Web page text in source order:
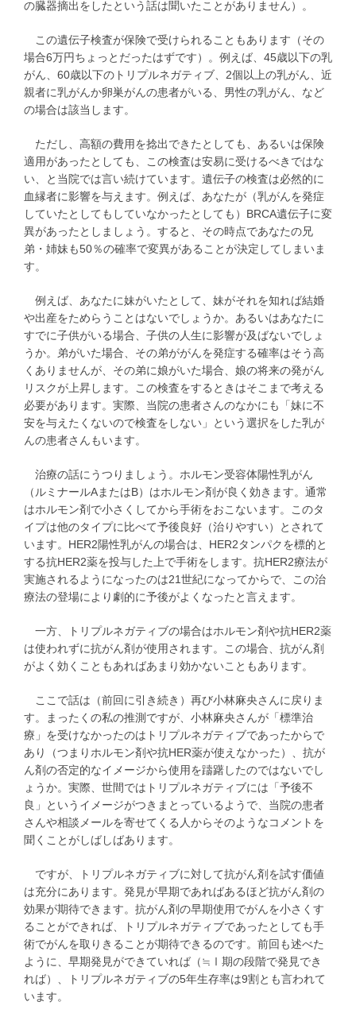
の臓器摘出をしたという話は聞いたことがありません）。
この遺伝子検査が保険で受けられることもあります（その
場合6万円ちょっとだったはずです）。例えば、45歳以下の乳
がん、60歳以下のトリプルネガティブ、2個以上の乳がん、近
親者に乳がんか卵巣がんの患者がいる、男性の乳がん、など
の場合は該当します。
ただし、高額の費用を捻出できたとしても、あるいは保険
適用があったとしても、この検査は安易に受けるべきではな
い、と当院では言い続けています。遺伝子の検査は必然的に
血縁者に影響を与えます。例えば、あなたが（乳がんを発症
していたとしてもしていなかったとしても）BRCA遺伝子に変
異があったとしましょう。すると、その時点であなたの兄
弟・姉妹も50％の確率で変異があることが決定してしまいま
す。
例えば、あなたに妹がいたとして、妹がそれを知れば結婚
や出産をためらうことはないでしょうか。あるいはあなたに
すでに子供がいる場合、子供の人生に影響が及ばないでしょ
うか。弟がいた場合、その弟ががんを発症する確率はそう高
くありませんが、その弟に娘がいた場合、娘の将来の発がん
リスクが上昇します。この検査をするときはそこまで考える
必要があります。実際、当院の患者さんのなかにも「妹に不
安を与えたくないので検査をしない」という選択をした乳が
んの患者さんもいます。
治療の話にうつりましょう。ホルモン受容体陽性乳がん
（ルミナールAまたはB）はホルモン剤が良く効きます。通常
はホルモン剤で小さくしてから手術をおこないます。このタ
イプは他のタイプに比べて予後良好（治りやすい）とされて
います。HER2陽性乳がんの場合は、HER2タンパクを標的と
する抗HER2薬を投与した上で手術をします。抗HER2療法が
実施されるようになったのは21世紀になってからで、この治
療法の登場により劇的に予後がよくなったと言えます。
一方、トリプルネガティブの場合はホルモン剤や抗HER2薬
は使われずに抗がん剤が使用されます。この場合、抗がん剤
がよく効くこともあればあまり効かないこともあります。
ここで話は（前回に引き続き）再び小林麻央さんに戻りま
す。まったくの私の推測ですが、小林麻央さんが「標準治
療」を受けなかったのはトリプルネガティブであったからで
あり（つまりホルモン剤や抗HER薬が使えなかった）、抗が
ん剤の否定的なイメージから使用を躊躇したのではないでし
ょうか。実際、世間ではトリプルネガティブには「予後不
良」というイメージがつきまとっているようで、当院の患者
さんや相談メールを寄せてくる人からそのようなコメントを
聞くことがしばしばあります。
ですが、トリプルネガティブに対して抗がん剤を試す価値
は充分にあります。発見が早期であればあるほど抗がん剤の
効果が期待できます。抗がん剤の早期使用でがんを小さくす
ることができれば、トリプルネガティブであったとしても手
術でがんを取りきることが期待できるのです。前回も述べた
ように、早期発見ができていれば（≒Ⅰ期の段階で発見でき
れば）、トリプルネガティブの5年生存率は9割とも言われて
います。